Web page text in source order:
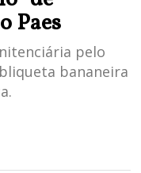
Paes
pelo
bananeira